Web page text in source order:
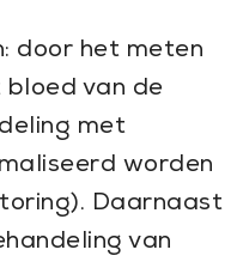
door het meten
van de
met
worden
Daarnaast
van